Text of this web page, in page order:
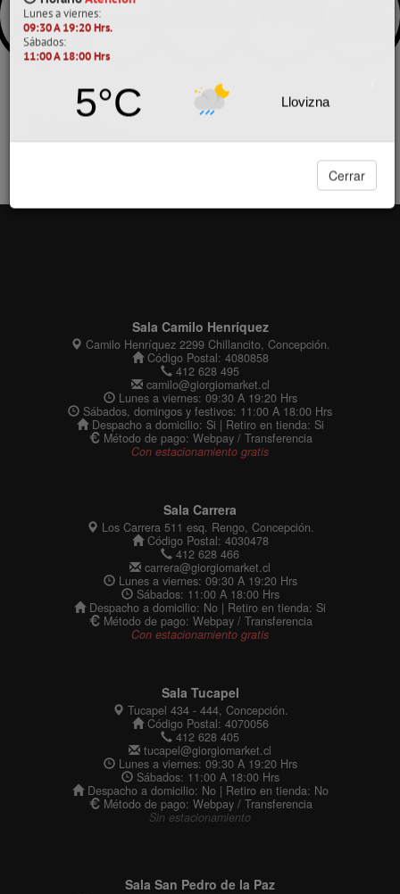
5°C
Tucapel
5°CSala Camilo Henríquez
Camilo Henríquez 2299 Chillancito, Concepción.
Código Postal: 4080858
412 628 495
camilo@giorgiomarket.cl
Lunes a viernes: 09:30 A 19:20 Hrs
Sábados, domingos y festivos: 11:00 A 18:00 Hrs
Despacho a domicilio: Si | Retiro en tienda: Si
Método de pago: Webpay / Transferencia
Con estacionamiento gratis
Sala Carrera
Los Carrera 511 esq. Rengo, Concepción.
Código Postal: 4030478
412 628 466
carrera@giorgiomarket.cl
Lunes a viernes: 09:30 A 19:20 Hrs
Sábados: 11:00 A 18:00 Hrs
Despacho a domicilio: No | Retiro en tienda: Si
Método de pago: Webpay / Transferencia
Con estacionamiento gratis
Sala Tucapel
Tucapel 434 - 444, Concepción.
Código Postal: 4070056
412 628 405
tucapel@giorgiomarket.cl
Lunes a viernes: 09:30 A 19:20 Hrs
Sábados: 11:00 A 18:00 Hrs
Despacho a domicilio: No | Retiro en tienda: No
Método de pago: Webpay / Transferencia
Sin estacionamiento
Sala San Pedro de la Paz